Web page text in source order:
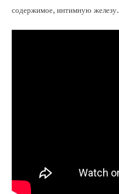
содержимое, интимную железу.